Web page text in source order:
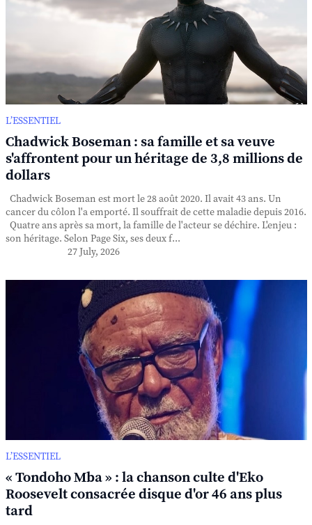
L’ESSENTIEL
Chadwick Boseman : sa famille et sa veuve
s'affrontent pour un héritage de 3,8 millions de
dollars
Chadwick Boseman est mort le 28 août 2020. Il avait 43 ans. Un
cancer du côlon l'a emporté. Il souffrait de cette maladie depuis 2016.
Quatre ans après sa mort, la famille de l'acteur se déchire. L'enjeu :
son héritage. Selon Page Six, ses deux f...
27 July, 2026
L’ESSENTIEL
« Tondoho Mba » : la chanson culte d'Eko
Roosevelt consacrée disque d'or 46 ans plus
tard